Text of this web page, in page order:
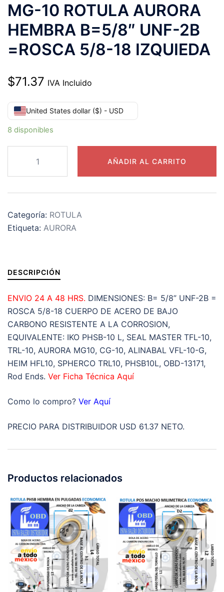
MG-10 ROTULA AURORA
HEMBRA B=5/8″ UNF-2B
=ROSCA 5/8-18 IZQUIEDA
$71.37 IVA Incluido
United States dollar ($) - USD
8 disponibles
ROTULA
AURORA
B=5/8″
UNF-
5/8-
18
IZQUIEDA
cantidad
AÑADIR AL CARRITO
Categoría: ROTULA
Etiqueta: AURORA
DESCRIPCIÓN
ENVIO 24 A 48 HRS. DIMENSIONES: B= 5/8” UNF-2B =
ROSCA 5/8-18 CUERPO DE ACERO DE BAJO
CARBONO RESISTENTE A LA CORROSION,
EQUIVALENTE: IKO PHSB-10 L, SEAL MASTER TFL-10,
TRL-10, AURORA MG10, CG-10, ALINABAL VFL-10-G,
HEIM HFL10, SPHERCO TRL10, PHSB10L, OBD-13171,
Rod Ends. Ver Ficha Técnica Aquí
Como lo compro? Ver Aquí
PRECIO PARA DISTRIBUIDOR USD 61.37 NETO.
Productos relacionados